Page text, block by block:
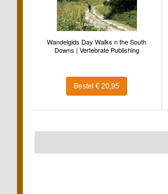
Wandelgids Day Walks n the South
Downs | Vertebrate Publishing
Bestel € 20,95